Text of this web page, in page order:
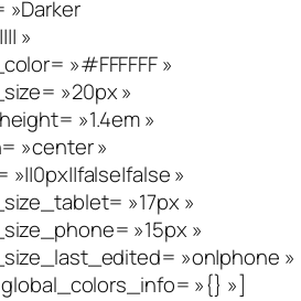
»
»#FFFFFF »
»20px »
»1.4em »
»center »
»
»17px »
»15px »
»on|phone »
»{} »]